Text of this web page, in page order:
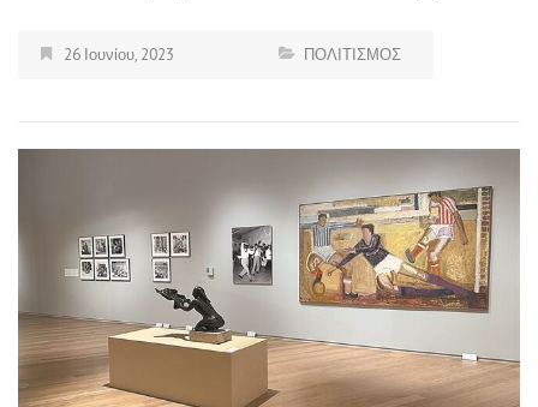
26 Ιουνίου, 2023 ΠΟΛΙΤΙΣΜΟΣ